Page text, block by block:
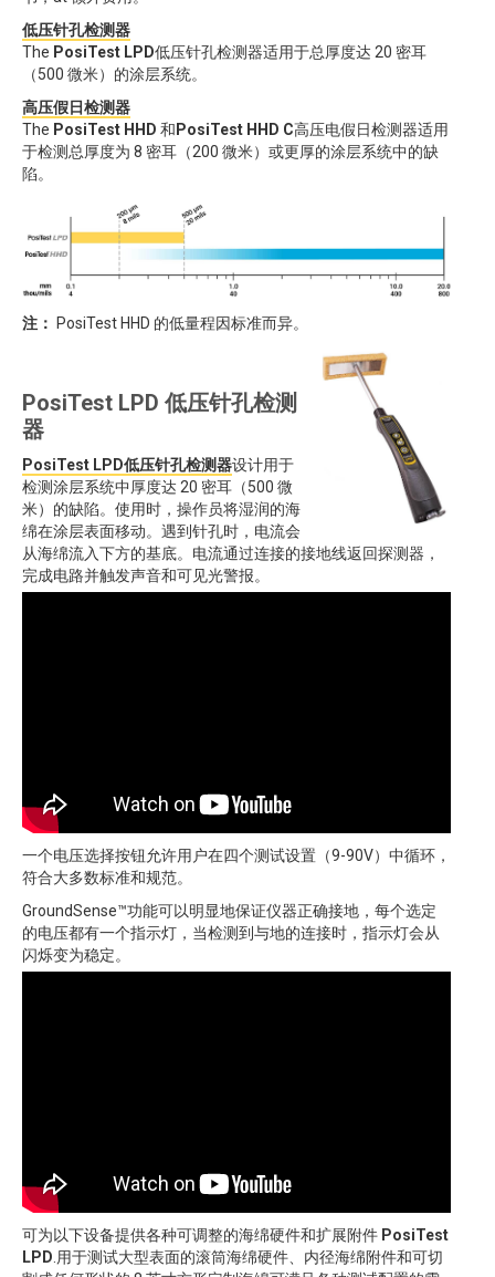
低压针孔检测器
The PosiTest LPD低压针孔检测器适用于总厚度达 20 密耳
（500 微米）的涂层系统。
高压假日检测器
The PosiTest HHD 和 PosiTest HHD C高压电假日检测器适用
于检测总厚度为 8 密耳（200 微米）或更厚的涂层系统中的缺
陷。
注： PosiTest HHD 的低量程因标准而异。
PosiTest LPD 低压针孔检测
器
PosiTest LPD低压针孔检测器设计用于
检测涂层系统中厚度达 20 密耳（500 微
米）的缺陷。使用时，操作员将湿润的海
绵在涂层表面移动。遇到针孔时，电流会
从海绵流入下方的基底。电流通过连接的接地线返回探测器，
完成电路并触发声音和可见光警报。
一个电压选择按钮允许用户在四个测试设置（9-90V）中循环，
符合大多数标准和规范。
GroundSense™功能可以明显地保证仪器正确接地，每个选定
的电压都有一个指示灯，当检测到与地的连接时，指示灯会从
闪烁变为稳定。
可为以下设备提供各种可调整的海绵硬件和扩展附件 PosiTest
LPD .用于测试大型表面的滚筒海绵硬件、内径海绵附件和可切